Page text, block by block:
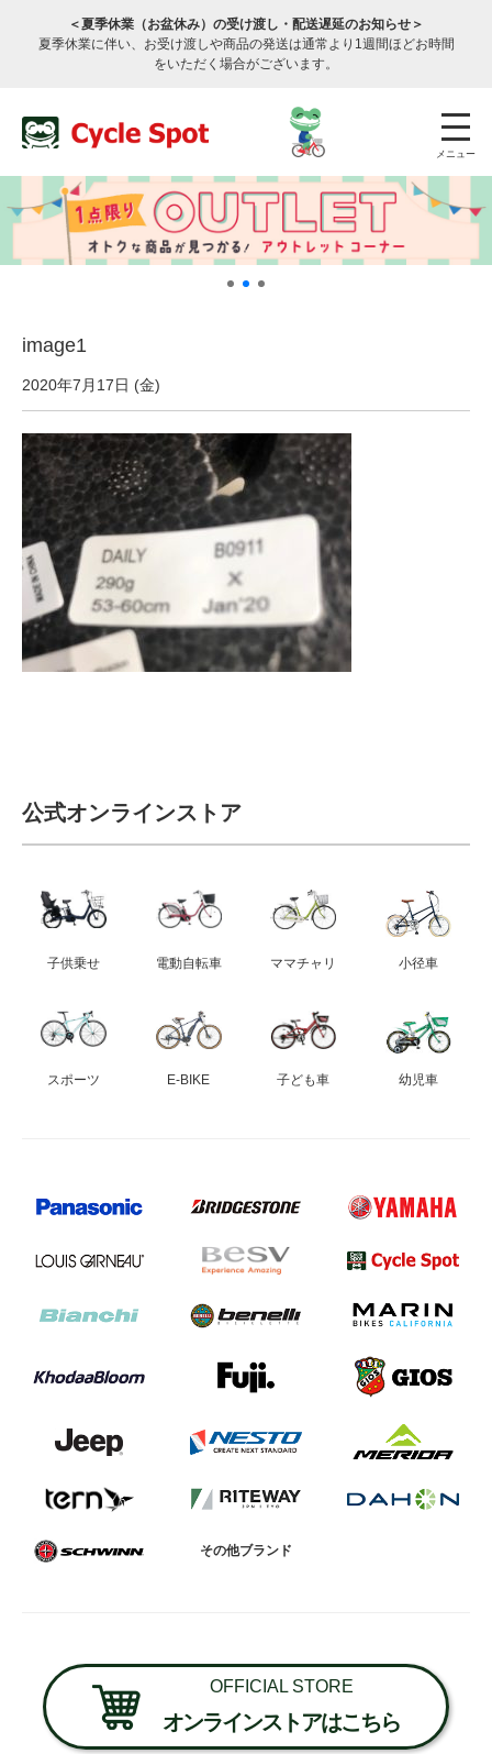
＜夏季休業（お盆休み）の受け渡し・配送遅延のお知らせ＞
夏季休業に伴い、お受け渡しや商品の発送は通常より1週間ほどお時間
をいただく場合がございます。
メニュー
サービスのご案内
サービス全般
修理・メンテナンス工賃
盗難保証
PB全車種カタログ
Norwayシリーズ
イベント
特集
法人様
その他
お問い合わせ
image1
2020年7月17日 (金)
公式オンラインストア
子供乗せ 電動自転車 ママチャリ 小径車
スポーツ E-BIKE 子ども車 幼児車
その他ブランド
OFFICIAL STORE
オンラインストアはこちら